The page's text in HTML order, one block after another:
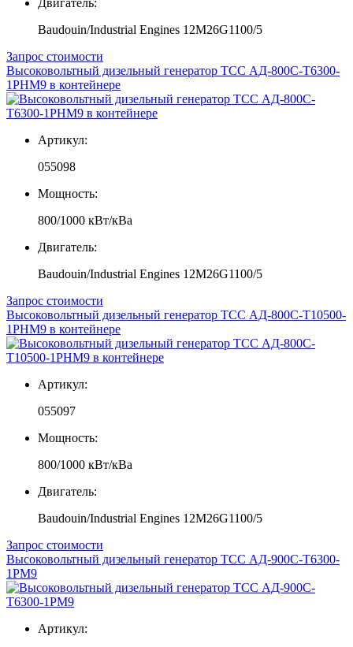
Baudouin/Industrial Engines 12M26G1100/5
Запрос стоимости
Высоковольтный дизельный генератор ТСС АД-800С-Т6300-
1РНМ9 в контейнере
Артикул:
055098
Мощность:
800/1000 кВт/кВа
Двигатель:
Baudouin/Industrial Engines 12M26G1100/5
Запрос стоимости
Высоковольтный дизельный генератор ТСС АД-800С-Т10500-
1РНМ9 в контейнере
Артикул:
055097
Мощность:
800/1000 кВт/кВа
Двигатель:
Baudouin/Industrial Engines 12M26G1100/5
Запрос стоимости
Высоковольтный дизельный генератор ТСС АД-900С-Т6300-
1РМ9
Артикул: